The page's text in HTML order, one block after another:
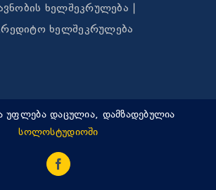
ხელშეკრულება
ხელშეკრულება
უფლება დაცულია, დამზადებულია
სოლოსტუდიოში
Facebook